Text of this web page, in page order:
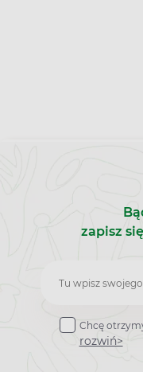
zapisz
Zapisz
do
Chcę
rozwiń>